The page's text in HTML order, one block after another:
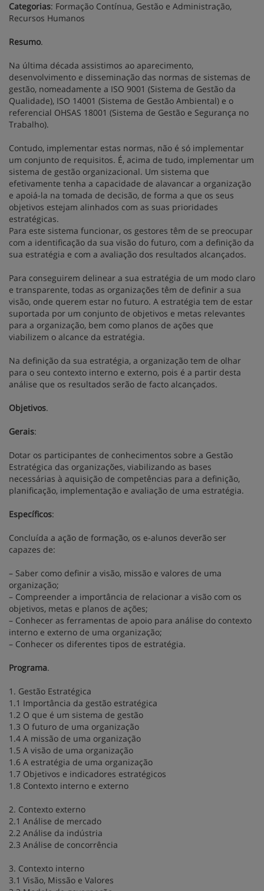
Categorias: Formação Contínua, Gestão e Administração,
Recursos Humanos
Resumo.
Na última década assistimos ao aparecimento,
desenvolvimento e disseminação das normas de sistemas de
gestão, nomeadamente a ISO 9001 (Sistema de Gestão da
Qualidade), ISO 14001 (Sistema de Gestão Ambiental) e o
referencial OHSAS 18001 (Sistema de Gestão e Segurança no
Trabalho).
Contudo, implementar estas normas, não é só implementar
um conjunto de requisitos. É, acima de tudo, implementar um
sistema de gestão organizacional. Um sistema que
efetivamente tenha a capacidade de alavancar a organização
e apoiá-la na tomada de decisão, de forma a que os seus
objetivos estejam alinhados com as suas prioridades
estratégicas.
Para este sistema funcionar, os gestores têm de se preocupar
com a identificação da sua visão do futuro, com a definição da
sua estratégia e com a avaliação dos resultados alcançados.
Para conseguirem delinear a sua estratégia de um modo claro
e transparente, todas as organizações têm de definir a sua
visão, onde querem estar no futuro. A estratégia tem de estar
suportada por um conjunto de objetivos e metas relevantes
para a organização, bem como planos de ações que
viabilizem o alcance da estratégia.
Na definição da sua estratégia, a organização tem de olhar
para o seu contexto interno e externo, pois é a partir desta
análise que os resultados serão de facto alcançados.
Objetivos.
Gerais:
Dotar os participantes de conhecimentos sobre a Gestão
Estratégica das organizações, viabilizando as bases
necessárias à aquisição de competências para a definição,
planificação, implementação e avaliação de uma estratégia.
Específicos:
Concluída a ação de formação, os e-alunos deverão ser
capazes de:
– Saber como definir a visão, missão e valores de uma
organização;
– Compreender a importância de relacionar a visão com os
objetivos, metas e planos de ações;
– Conhecer as ferramentas de apoio para análise do contexto
interno e externo de uma organização;
– Conhecer os diferentes tipos de estratégia.
Programa.
1. Gestão Estratégica
1.1 Importância da gestão estratégica
1.2 O que é um sistema de gestão
1.3 O futuro de uma organização
1.4 A missão de uma organização
1.5 A visão de uma organização
1.6 A estratégia de uma organização
1.7 Objetivos e indicadores estratégicos
1.8 Contexto interno e externo
2. Contexto externo
2.1 Análise de mercado
2.2 Análise da indústria
2.3 Análise de concorrência
3. Contexto interno
3.1 Visão, Missão e Valores